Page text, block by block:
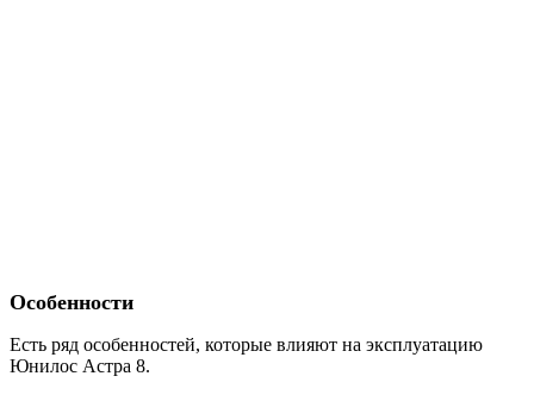
Особенности
Есть ряд особенностей, которые влияют на эксплуатацию
Юнилос Астра 8.